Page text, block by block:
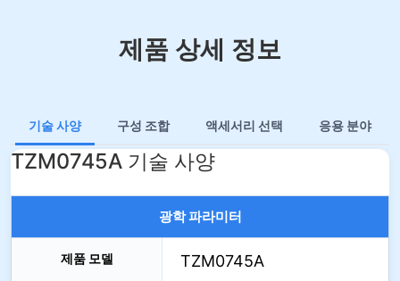
제품 상세 정보
기술 사양 구성 조합 액세서리 선택 응용 분야
TZM0745A 기술 사양
광학 파라미터
제품 모델 TZM0745A